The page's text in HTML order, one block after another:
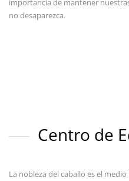
importancia de mantener
no desaparezca.
Centro de
La nobleza del caballo es el